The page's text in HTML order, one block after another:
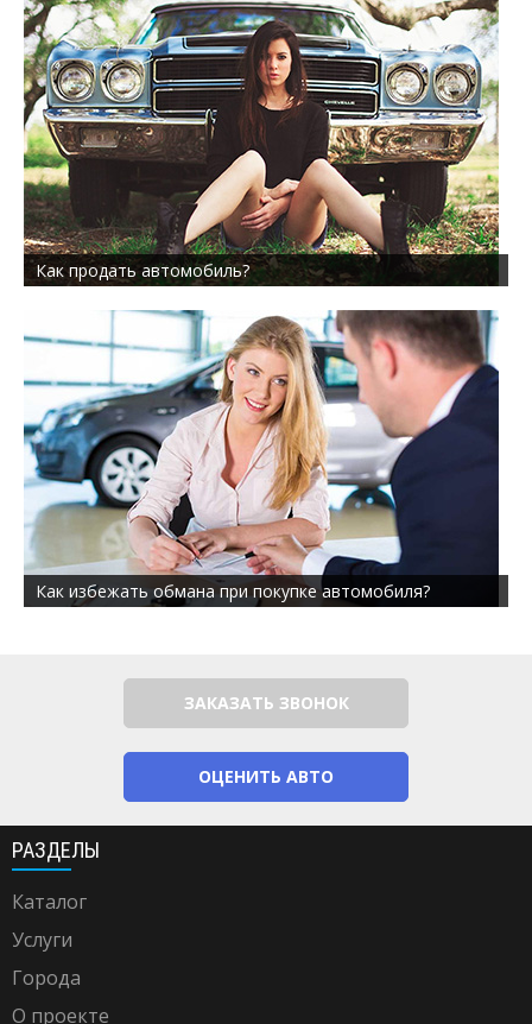
Как продать автомобиль?
Как избежать обмана при покупке автомобиля?
ЗАКАЗАТЬ ЗВОНОК
ОЦЕНИТЬ АВТО
РАЗДЕЛЫ
Каталог
Услуги
Города
О проекте